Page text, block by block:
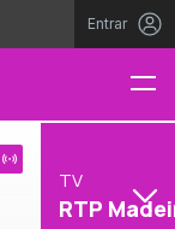
Entrar
TV
RTP